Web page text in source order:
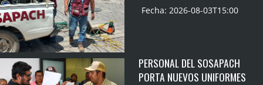
Fecha: 2026-08-03T15:00
PERSONAL DEL SOSAPACH
PORTA NUEVOS UNIFORMES